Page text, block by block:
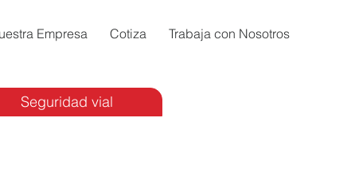
Empresa Cotiza Trabaja con Nosotros
Seguridad vial